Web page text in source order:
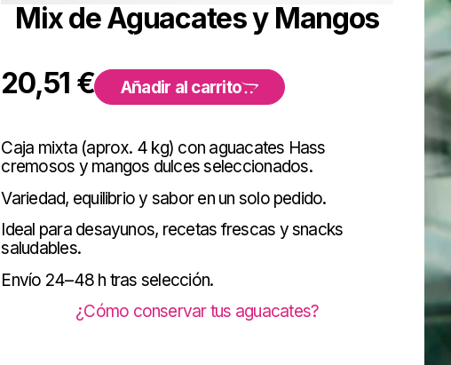
Mix de Aguacates y Mangos
Total sale
20,51 € Añadir al carrito
Caja mixta (aprox. 4 kg) con aguacates Hass
cremosos y mangos dulces seleccionados.
Variedad, equilibrio y sabor en un solo pedido.
Ideal para desayunos, recetas frescas y snacks
saludables.
Envío 24–48 h tras selección.
¿Cómo conservar tus aguacates?